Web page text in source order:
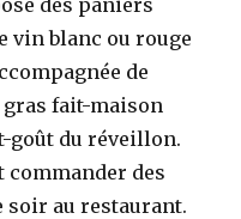
vin blanc ou rouge
de
gras fait-maison
goût du réveillon.
commander des
soir au restaurant.